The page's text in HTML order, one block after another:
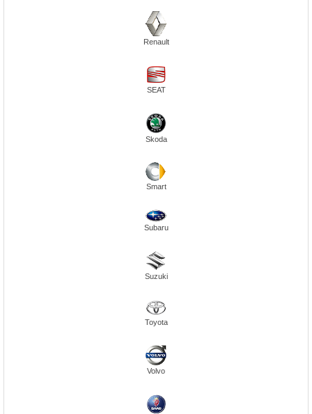
Renault
SEAT
Skoda
Smart
Subaru
Suzuki
Toyota
Volvo